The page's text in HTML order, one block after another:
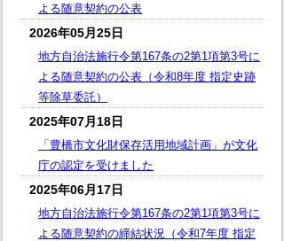
よる随意契約の公表
2026年05月25日
地方自治法施行令第167条の2第1項第3号に
よる随意契約の公表（令和8年度 指定史跡
等除草委託）
2025年07月18日
「豊橋市文化財保存活用地域計画」が文化
庁の認定を受けました
2025年06月17日
地方自治法施行令第167条の2第1項第3号に
よる随意契約の締結状況（令和7年度 指定